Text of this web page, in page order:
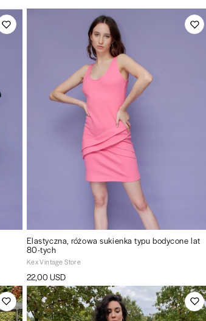
Elastyczna, różowa sukienka typu bodycone lat
80-tych
Kex Vintage Store
22,00 USD